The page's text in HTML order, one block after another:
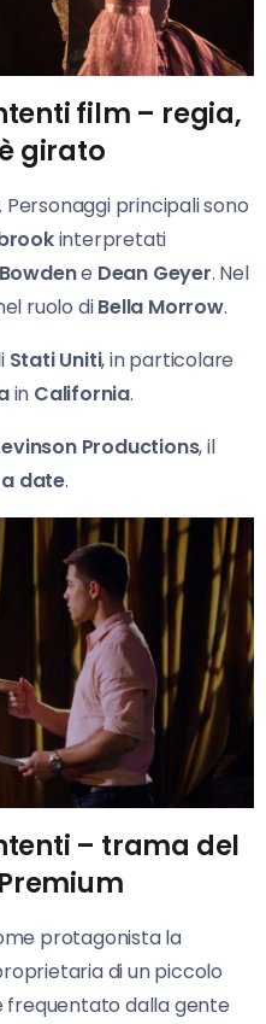
film – regia,
girato
. Personaggi principali sono
interpretati
e Dean Geyer. Nel
ruolo diBella Morrow.
Stati Uniti, in particolare
in California.
Productions, il
date.
– trama del
protagonista la
di un piccolo
dalla gente